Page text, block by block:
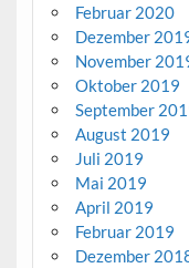
Februar 2020
Dezember
November
Oktober 2019
September
August 2019
Juli 2019
Mai 2019
April 2019
Februar 2019
Dezember